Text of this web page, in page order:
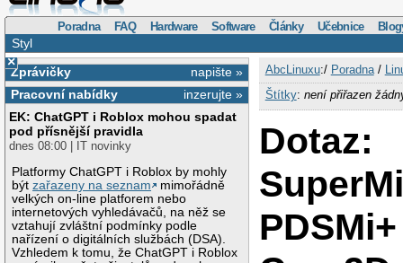
Poradna FAQ Hardware Software Články Učebnice
Styl
×
napište »
Zprávičky
inzerujte »
Pracovní nabídky
EK: ChatGPT i Roblox mohou spadat
pod přísnější pravidla
dnes 08:00 | IT novinky
Platformy ChatGPT i Roblox by mohly
býtzařazeny na seznam
mimořádně
velkých on-line platforem nebo
internetových vyhledávačů, na něž se
vztahují zvláštní podmínky podle
nařízení o digitálních službách (DSA).
Vzhledem k tomu, že ChatGPT i Roblox
AbcLinuxu:/ Poradna/
Štítky: není přiřazen
Dotaz:
PDSMi+